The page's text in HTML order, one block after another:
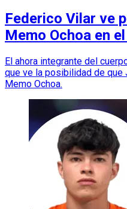
Federico Vilar ve
Memo Ochoa en
El ahora integrante del
que ve la posibilidad de que
Memo Ochoa.